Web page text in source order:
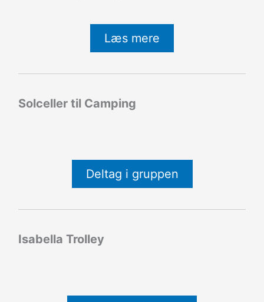
Læs mere
Solceller til Camping
Deltag i gruppen
Isabella Trolley